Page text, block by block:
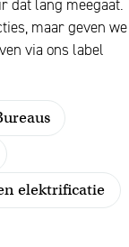
dat lang meegaat.
maar geven we
via ons label
elektrificatie